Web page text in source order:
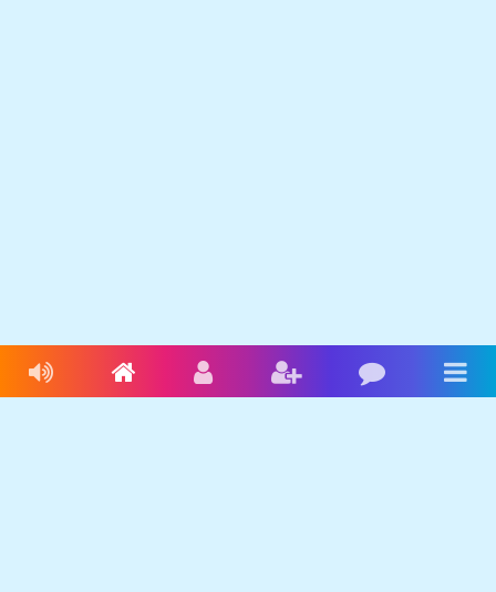
Livres audioAccueil ConnexionInscriptionBlog